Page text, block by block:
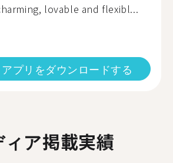
lovable and flexibl...
アプリをダウンロードする
ア掲載実績